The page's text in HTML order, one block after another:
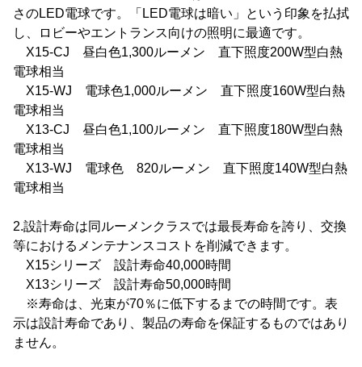
さのLED電球です。「LED電球は暗い」という印象を払拭
し、ロビーやエントランス向けの照明に最適です。
X15-CJ 昼白色1,300ルーメン 直下照度200W型白熱
電球相当
X15-WJ 電球色1,000ルーメン 直下照度160W型白熱
電球相当
X13-CJ 昼白色1,100ルーメン 直下照度180W型白熱
電球相当
X13-WJ 電球色 820ルーメン 直下照度140W型白熱
電球相当
2.設計寿命は同ルーメンクラスでは最長寿命を誇り、交換
等におけるメンテナンスコストを削減できます。
X15シリーズ 設計寿命40,000時間
X13シリーズ 設計寿命50,000時間
※寿命は、光束が70％に低下するまでの時間です。表
示は設計寿命であり、製品の寿命を保証するものではあり
ません。